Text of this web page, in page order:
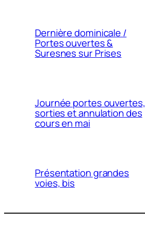
Dernière dominicale /
Portes ouvertes &
Suresnes sur Prises
Journée portes ouvertes,
sorties et annulation des
cours en mai
Présentation grandes
voies, bis